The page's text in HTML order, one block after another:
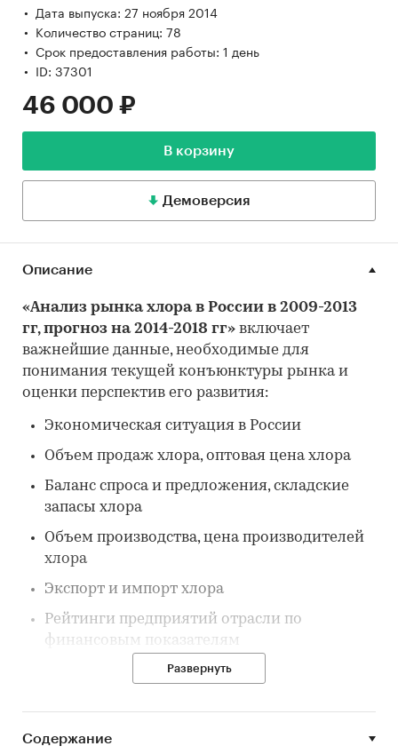
Дата выпуска: 27 ноября 2014
Количество страниц: 78
Срок предоставления работы: 1 день
ID: 37301
46 000 ₽
В корзину
Демоверсия
Описание
«Анализ рынка хлора в России в 2009-2013
гг, прогноз на 2014-2018 гг» включает
важнейшие данные, необходимые для
понимания текущей конъюнктуры рынка и
оценки перспектив его развития:
Экономическая ситуация в России
Объем продаж хлора, оптовая цена хлора
Баланс спроса и предложения, складские
запасы хлора
Объем производства, цена производителей
хлора
Экспорт и импорт хлора
Рейтинги предприятий отрасли по
финансовым показателям
хлора:
Развернуть
Содержание